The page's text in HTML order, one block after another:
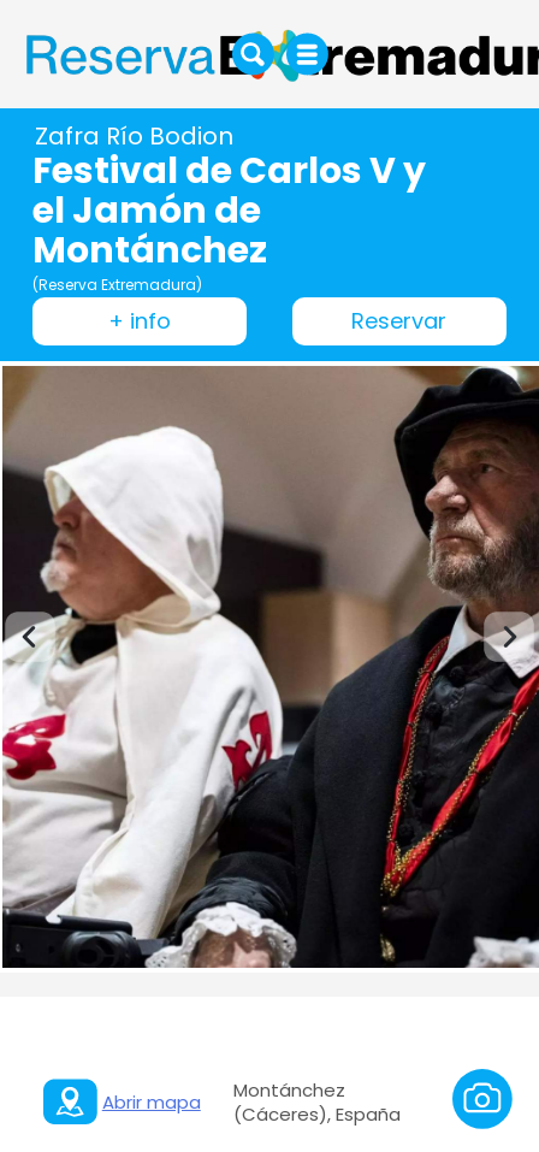
Zafra Río Bodion
Festival de Carlos V y
el Jamón de
Montánchez
(Reserva Extremadura)
+ info Reservar
Abrir mapa
Montánchez
(Cáceres), España